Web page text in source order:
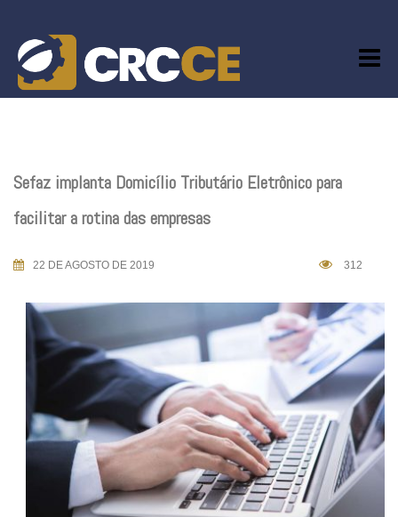
content
Sefaz implanta Domicílio Tributário Eletrônico para
facilitar a rotina das empresas
22 DE AGOSTO DE 2019 312